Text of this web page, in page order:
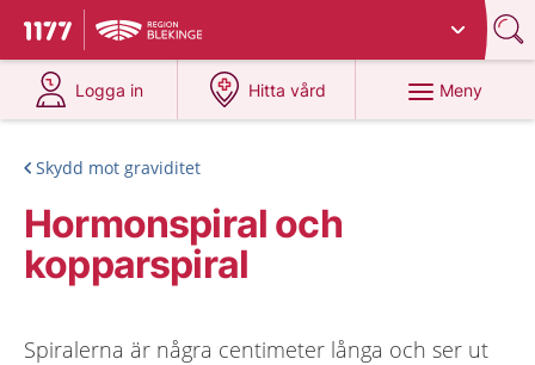
Till startsidan för 1177
Du har valt region
Logga in
på 1177.se
Hitta vård
på 1177.se
Meny
Skydd mot graviditet
Hormonspiral och
kopparspiral
Spiralerna är några centimeter långa och ser ut